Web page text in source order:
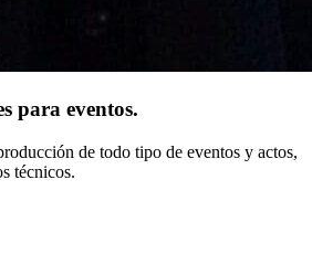
para eventos.
de todo tipo de eventos y actos,
técnicos.